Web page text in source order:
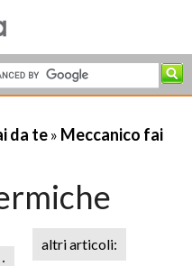
da te» Meccanico fai
altri articoli: